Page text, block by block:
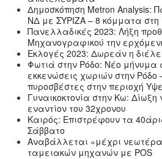
Δημοσκόπηση Metron Analysis:
ΝΔ με ΣΥΡΙΖΑ – 8 κόμματα στη
Πανελλαδικές 2023: Λήξη
Μηχανογραφικού την
Εκλογές 2023: Δωρεάν η
Φωτιά στην Ρόδο: Νέο μήνυμα
εκκενώσεις χωριών στην Ρόδο
πυροσβέστες στην περιοχή
Γυναικοκτονία στην Κω:
εναντίον του 32χρονου
Καιρός: Επιστρέφουν τα
Σάββατο
Αναβάλλεται «μέχρι
ταμειακών μηχανών με POS